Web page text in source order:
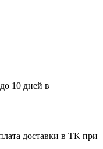
10 дней в
доставки в ТК при